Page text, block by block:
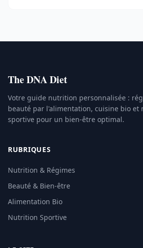
The DNA Diet
Votre guide nutrition personnalisée :
beauté par l'alimentation, cuisine bio et
sportive pour un bien-être optimal.
RUBRIQUES
Nutrition & Régimes
Beauté & Bien-être
Alimentation Bio
Nutrition Sportive